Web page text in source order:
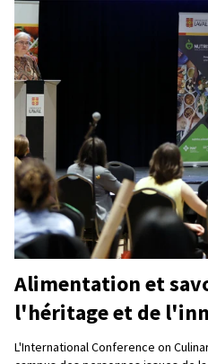
Alimentation et
l'héritage et de
L'International Conference on